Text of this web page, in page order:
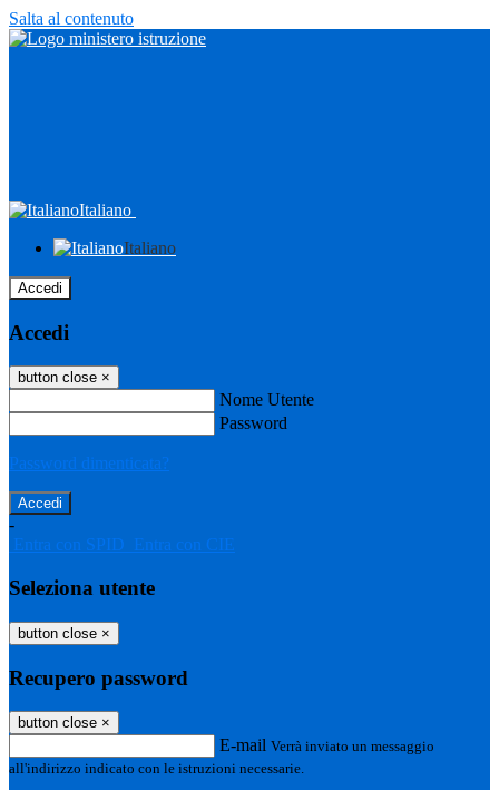
Salta al contenuto
Italiano
Italiano
Accedi
Accedi
button close ×
Nome Utente
Password
Password dimenticata?
-
Entra con SPID
Entra con CIE
Seleziona utente
button close ×
Recupero password
button close ×
E-mail Verrà inviato un messaggio
all'indirizzo indicato con le istruzioni necessarie.